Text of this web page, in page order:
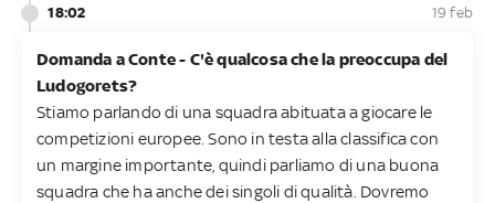
18:02 19 feb
Domanda a Conte - C'è qualcosa che la preoccupa del
Ludogorets?
Stiamo parlando di una squadra abituata a giocare le
competizioni europee. Sono in testa alla classifica con
un margine importante, quindi parliamo di una buona
squadra che ha anche dei singoli di qualità. Dovremo